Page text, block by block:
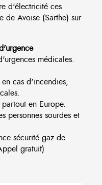
d'électricité ces
de Avoise (Sarthe) sur
médicales.
cas d'incendies,
en Europe.
personnes sourdes et
sécurité gaz de
gratuit)